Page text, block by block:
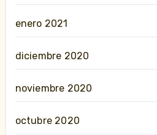
enero 2021
diciembre 2020
noviembre 2020
octubre 2020